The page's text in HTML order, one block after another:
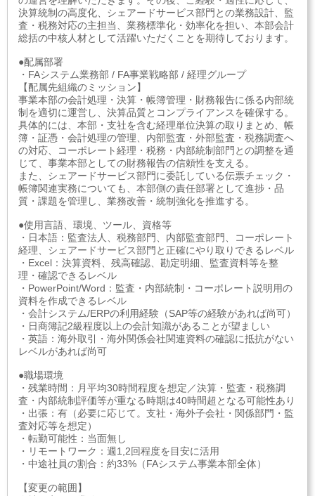
決算統制の高度化、シェアードサービス部門との業務設計、監
査・税務対応の主担当、業務標準化・効率化を担い、本部会計
総括の中核人材として活躍いただくことを期待しております。
●配属部署
・FAシステム業務部 / FA事業戦略部 / 経理グループ
【配属先組織のミッション】
事業本部の会計処理・決算・帳簿管理・財務報告に係る内部統
制を適切に運営し、決算品質とコンプライアンスを確保する。
具体的には、本部・支社を含む経理単位決算の取りまとめ、帳
簿・証憑・会計処理の管理、内部監査・外部監査・税務調査へ
の対応、コーポレート経理・税務・内部統制部門との調整を通
じて、事業本部としての財務報告の信頼性を支える。
また、シェアードサービス部門に委託している伝票チェック・
帳簿関連実務についても、本部側の責任部署として進捗・品
質・課題を管理し、業務改善・統制強化を推進する。
●使用言語、環境、ツール、資格等
・日本語：監査法人、税務部門、内部監査部門、コーポレート
経理、シェアードサービス部門と正確にやり取りできるレベル
・Excel：決算資料、残高確認、勘定明細、監査資料等を整
理・確認できるレベル
・PowerPoint/Word：監査・内部統制・コーポレート説明用の
資料を作成できるレベル
・会計システム/ERPの利用経験（SAP等の経験があれば尚可）
・日商簿記2級程度以上の会計知識があることが望ましい
・英語：海外取引・海外関係会社関連資料の確認に抵抗がない
レベルがあれば尚可
●職場環境
・残業時間：月平均30時間程度を想定／決算・監査・税務調
査・内部統制評価等が重なる時期は40時間超となる可能性あり
・出張：有（必要に応じて。支社・海外子会社・関係部門・監
査対応等を想定）
・転勤可能性：当面無し
・リモートワーク：週1,2回程度を目安に活用
・中途社員の割合：約33%（FAシステム事業本部全体）
【変更の範囲】